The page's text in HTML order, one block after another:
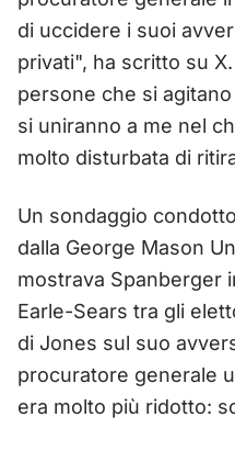
di uccidere i suoi
privati", ha scritto su
persone che si
si uniranno a me nel
molto disturbata di
Un sondaggio
dalla George Mason
mostrava Spanberger
Earle-Sears tra gli
di Jones sul suo
procuratore generale
era molto più ridotto: